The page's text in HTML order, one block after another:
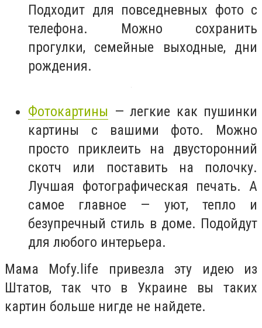
Подходит для повседневных фото с
телефона. Можно сохранить
прогулки, семейные выходные, дни
рождения.
Фотокартины — легкие как пушинки
картины с вашими фото. Можно
просто приклеить на двусторонний
скотч или поставить на полочку.
Лучшая фотографическая печать. А
самое главное — уют, тепло и
безупречный стиль в доме. Подойдут
для любого интерьера.
Мама Mofy.life привезла эту идею из
Штатов, так что в Украине вы таких
картин больше нигде не найдете.